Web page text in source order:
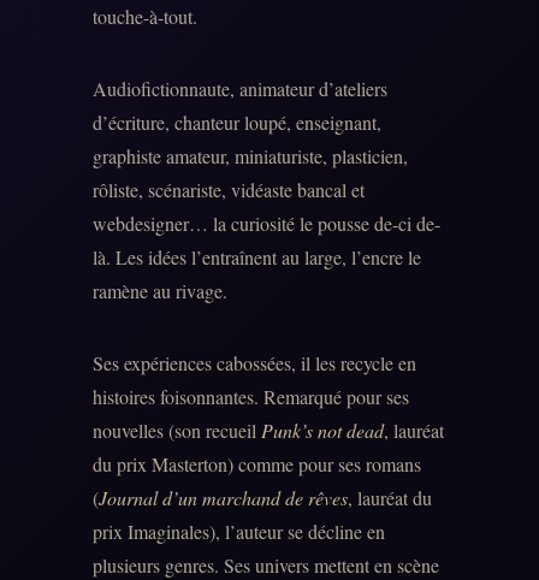
touche-à-tout.
Audiofictionnaute, animateur d’ateliers
d’écriture, chanteur loupé, enseignant,
graphiste amateur, miniaturiste, plasticien,
rôliste, scénariste, vidéaste bancal et
webdesigner… la curiosité le pousse de-ci de-
là. Les idées l’entraînent au large, l’encre le
ramène au rivage.
Ses expériences cabossées, il les recycle en
histoires foisonnantes. Remarqué pour ses
nouvelles (son recueil Punk’s not dead, lauréat
du prix Masterton) comme pour ses romans
(Journal d’un marchand de rêves, lauréat du
prix Imaginales), l’auteur se décline en
plusieurs genres. Ses univers mettent en scène